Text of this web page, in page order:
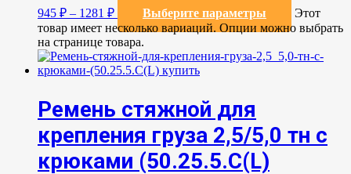
945 ₽ – 1281 ₽ Выберите параметры
Этот
товар имеет несколько вариаций. Опции можно выбрать
на странице товара.
Ремень стяжной для
крепления груза 2,5/5,0 тн с
крюками (50.25.5.C(L)